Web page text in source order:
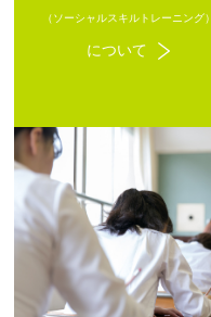
（ソーシャルスキルトレーニング）
について